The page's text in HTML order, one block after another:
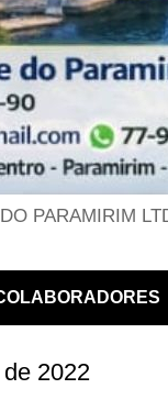
PARAMIRIM
2022